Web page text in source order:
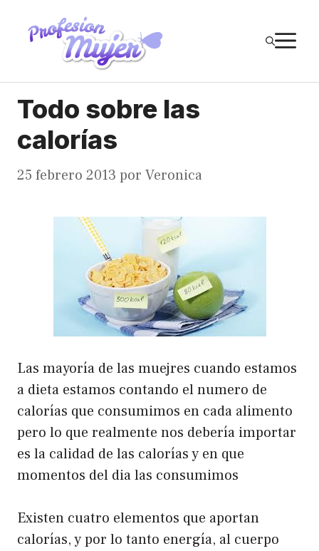
Todo sobre las
calorías
25 febrero 2013 por Veronica
Las mayoría de las muejres cuando estamos
a dieta estamos contando el numero de
calorías que consumimos en cada alimento
pero lo que realmente nos debería importar
es la calidad de las calorías y en que
momentos del dia las consumimos
Existen cuatro elementos que aportan
calorías, y por lo tanto energía, al cuerpo